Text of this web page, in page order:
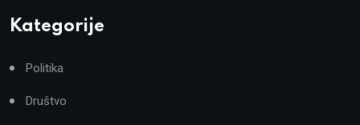
Kategorije
Politika
Društvo